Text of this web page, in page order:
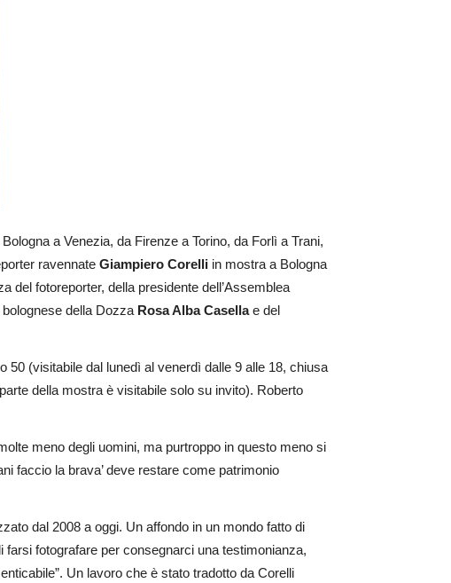
a Venezia, da Firenze a Torino, da Forlì a Trani,
ravennate Giampiero Corelli in mostra a Bologna
del fotoreporter, della presidente dell’Assemblea
della Dozza Rosa Alba Casellae del
50 (visitabile dal lunedì al venerdì dalle 9 alle 18, chiusa
della mostra è visitabile solo su invito). Roberto
meno degli uomini, ma purtroppo in questo meno si
faccio la brava’ deve restare come patrimonio
dal 2008 a oggi. Un affondo in un mondo fatto di
fotografare per consegnarci una testimonianza,
Un lavoro che è stato tradotto da Corelli